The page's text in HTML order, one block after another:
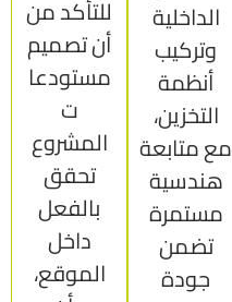
الداخلية
وتركيب
أنظمة
التخزين،
مع متابعة
هندسية
مستمرة
تضمن
جودة
للتأكد من
أن تصميم
مستودعا
ت
المشروع
تحقق
بالفعل
داخل
الموقع،